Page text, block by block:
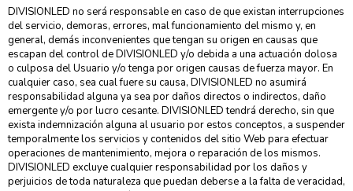
DIVISIONLED no será responsable en caso de que existan interrupciones
del servicio, demoras, errores, mal funcionamiento del mismo y, en
general, demás inconvenientes que tengan su origen en causas que
escapan del control de DIVISIONLED y/o debida a una actuación dolosa
o culposa del Usuario y/o tenga por origen causas de fuerza mayor. En
cualquier caso, sea cual fuere su causa, DIVISIONLED no asumirá
responsabilidad alguna ya sea por daños directos o indirectos, daño
emergente y/o por lucro cesante. DIVISIONLED tendrá derecho, sin que
exista indemnización alguna al usuario por estos conceptos, a suspender
temporalmente los servicios y contenidos del sitio Web para efectuar
operaciones de mantenimiento, mejora o reparación de los mismos.
DIVISIONLED excluye cualquier responsabilidad por los daños y
perjuicios de toda naturaleza que puedan deberse a la falta de veracidad,